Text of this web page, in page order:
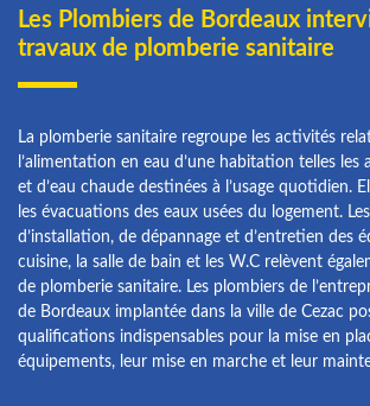
Les Plombiers de Bordeaux
travaux de plomberie sanitaire
La plomberie sanitaire regroupe les activités
l’alimentation en eau d’une habitation telles les
et d’eau chaude destinées à l’usage quotidien.
les évacuations des eaux usées du logement.
d’installation, de dépannage et d’entretien des
cuisine, la salle de bain et les W.C relèvent
de plomberie sanitaire. Les plombiers de
de Bordeaux implantée dans la ville de Cezac
qualifications indispensables pour la mise en
équipements, leur mise en marche et leur